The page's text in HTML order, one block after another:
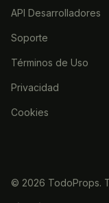
API Desarrolladores
Soporte
Términos de Uso
Privacidad
Cookies
© 2026 TodoProps.